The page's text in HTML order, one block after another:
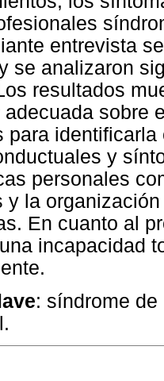
entrevista
se analizaron
resultados
adecuada sobre
para
y
personales
y la
En cuanto al
incapacidad
: síndrome